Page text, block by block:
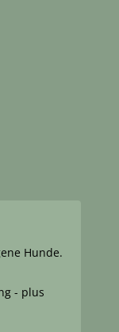
Hunde.
- plus